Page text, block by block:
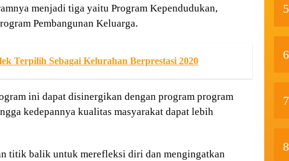
menjadi tiga yaitu Program Kependudukan,
Pembangunan Keluarga.
Terpilih Sebagai Kelurahan Berprestasi 2020
ini dapat disinergikan dengan program program
kedepannya kualitas masyarakat dapat lebih
titik balik untuk merefleksi diri dan mengingatkan
5
6
7
8